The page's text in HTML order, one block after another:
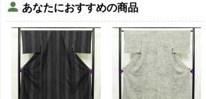
あなたにおすすめの商品